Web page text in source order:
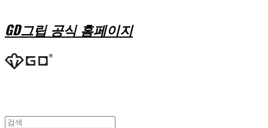
GD그립 공식 홈페이지